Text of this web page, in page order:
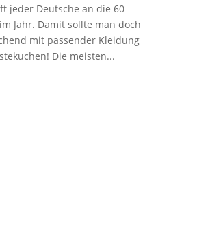
jeder Deutsche an die 60
Jahr. Damit sollte man doch
mit passender Kleidung
Die meisten...